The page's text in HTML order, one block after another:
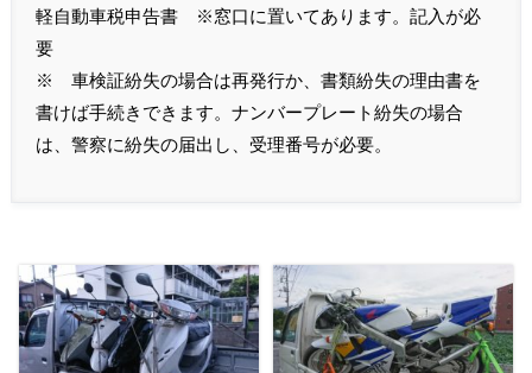
軽自動車税申告書 ※窓口に置いてあります。記入が必
要
※ 車検証紛失の場合は再発行か、書類紛失の理由書を
書けば手続きできます。ナンバープレート紛失の場合
は、警察に紛失の届出し、受理番号が必要。